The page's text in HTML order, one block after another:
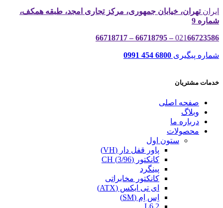
ایرانتهران، خیابان جمهوری، مرکز تجاری امجد، طبقه همکف،
شماره 9
02166723586 – 66718795 – 66718717
شماره پیگیری 6800 454 0991
خدمات مشتریان
صفحه اصلی
وبلاگ
درباره ما
محصولات
ستون اول
پاور قفل دار (VH)
کانکتور (3/96) CH
پینگرد
کانکتور مخابراتی
ای تی ایکس (ATX)
اِس اِم (SM)